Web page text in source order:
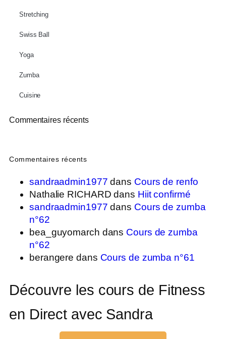
Stretching
Swiss Ball
Yoga
Zumba
Cuisine
Commentaires récents
Commentaires récents
sandraadmin1977 dans Cours de renfo
Nathalie RICHARD dans Hiit confirmé
sandraadmin1977 dans Cours de zumba
n°62
bea_guyomarch dans Cours de zumba
n°62
berangere dans Cours de zumba n°61
Découvre les cours de Fitness
en Direct avec Sandra